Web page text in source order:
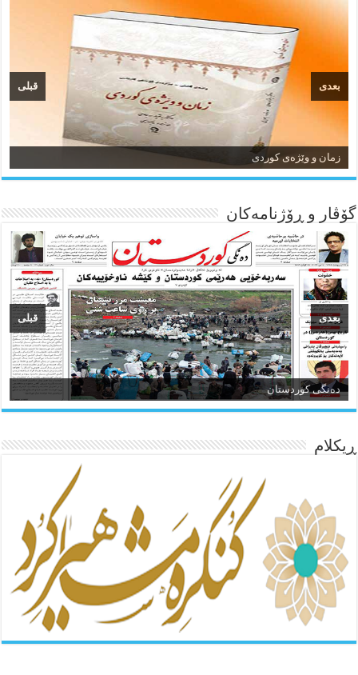
زمان و وێژەی کوردی
قبلی بعدی
گۆڤار و ڕۆژنامه‌کان
ده‌نگی کوردستان
ئاژانسی هەواڵی مێهر
قبلی بعدی
ڕیکلام